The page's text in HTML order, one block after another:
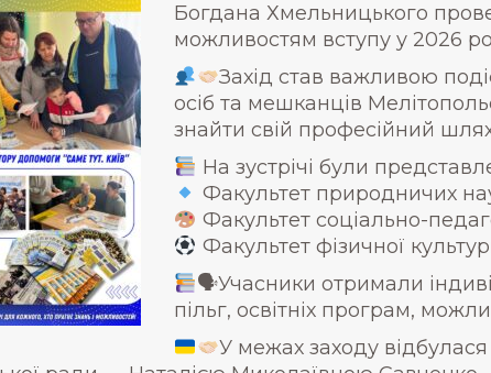
Богдана Хмельницького
можливостям вступу у 2026
Захід став важливою
осіб та мешканців
знайти свій професійний
На зустрічі були
Факультет природничих
Факультет соціально-
Факультет фізичної
🗣Учасники отримали
пільг, освітніх програм,
У межах заходу